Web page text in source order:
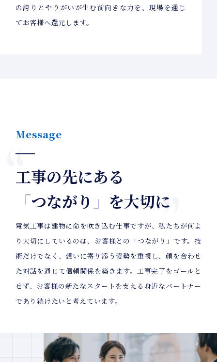
の誇りとやりがいが生む前向きな力を、現場を通じ
てお客様へ還元します。
Message
工事の先にある
「つながり」を大切に
電気工事は建物に命を吹き込む仕事ですが、私たちが何よ
り大切にしているのは、お客様との「つながり」です。技
術だけでなく、想いに寄り添う姿勢を重視し、顔を合わせ
た対話を通じて信頼関係を築きます。工事完了をゴールと
せず、お客様の新たなスタートを支える身近なパートナー
であり続けたいと考えています。